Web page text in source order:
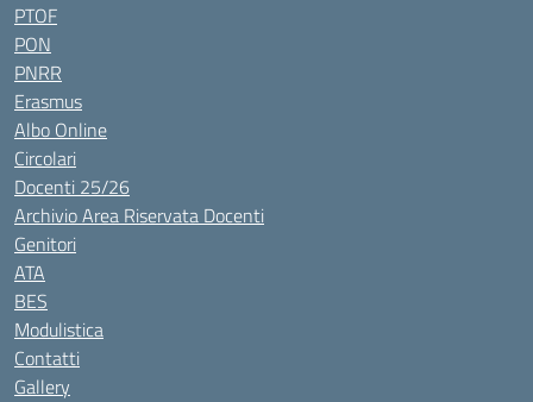
PTOF
PON
PNRR
Erasmus
Albo Online
Circolari
Docenti 25/26
Archivio Area Riservata Docenti
Genitori
ATA
BES
Modulistica
Contatti
Gallery